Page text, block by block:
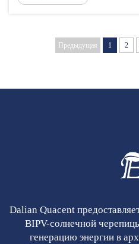
обычные кровельные
электричество. Это
домовладельцев, которые
Предыдущая 1 2
Dalian Quacent
BIPV-солнечной
генерацию энергии в